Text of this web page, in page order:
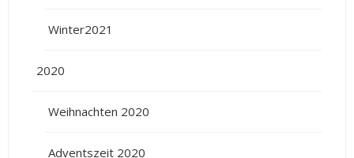
Winter2021
2020
Weihnachten 2020
Adventszeit 2020